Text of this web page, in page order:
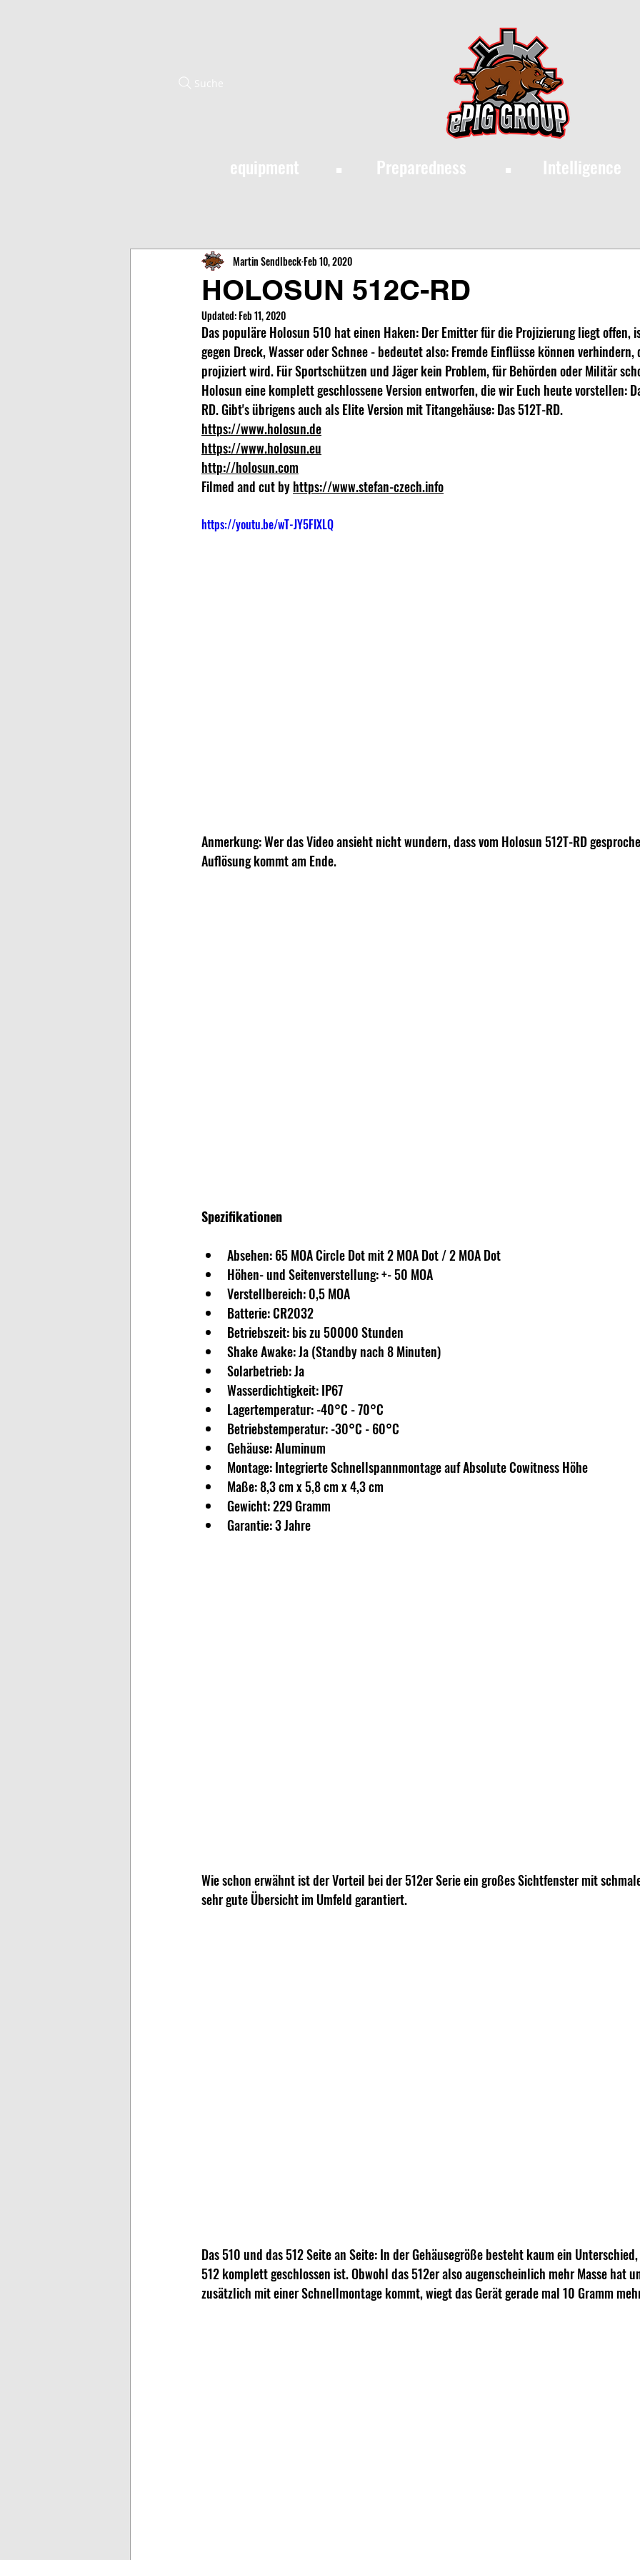
·
equipment Preparedness Intelligence
·
Suche
HOLOSUN 512C-RD
Martin SendlbeckFeb 10, 2020
Updated:Feb 11, 2020
Das populäre Holosun 510 hat einen Haken: Der Emitter für die Projizierung liegt offen,
gegen Dreck, Wasser oder Schnee - bedeutet also: Fremde Einflüsse können verhindern,
projiziert wird. Für Sportschützen und Jäger kein Problem, für Behörden oder Militär
Holosun eine komplett geschlossene Version entworfen, die wir Euch heute vorstellen:
RD. Gibt's übrigens auch als Elite Version mit Titangehäuse: Das 512T-RD.
https://www.holosun.de
https://www.holosun.eu
http://holosun.com
Filmed and cut by https://www.stefan-czech.info
https://youtu.be/wT-JY5FIXLQ
Anmerkung: Wer das Video ansieht nicht wundern, dass vom Holosun 512T-RD
Auflösung kommt am Ende.
Spezifikationen
Absehen: 65 MOA Circle Dot mit 2 MOA Dot / 2 MOA Dot
Höhen- und Seitenverstellung: +- 50 MOA
Verstellbereich: 0,5 MOA
Batterie: CR2032
Betriebszeit: bis zu 50000 Stunden
Shake Awake: Ja (Standby nach 8 Minuten)
Solarbetrieb: Ja
Wasserdichtigkeit: IP67
Lagertemperatur: -40°C - 70°C
Betriebstemperatur: -30°C - 60°C
Gehäuse: Aluminum
Montage: Integrierte Schnellspannmontage auf Absolute Cowitness Höhe
Maße: 8,3 cm x 5,8 cm x 4,3 cm
Gewicht: 229 Gramm
Garantie: 3 Jahre
Wie schon erwähnt ist der Vorteil bei der 512er Serie ein großes Sichtfenster mit
sehr gute Übersicht im Umfeld garantiert.
Das 510 und das 512 Seite an Seite: In der Gehäusegröße besteht kaum ein
512 komplett geschlossen ist. Obwohl das 512er also augenscheinlich mehr Masse hat
zusätzlich mit einer Schnellmontage kommt, wiegt das Gerät gerade mal 10 Gramm